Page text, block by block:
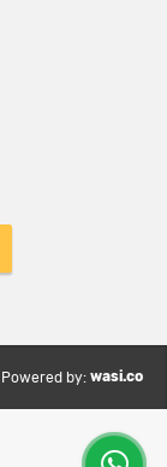
Powered by: wasi.co